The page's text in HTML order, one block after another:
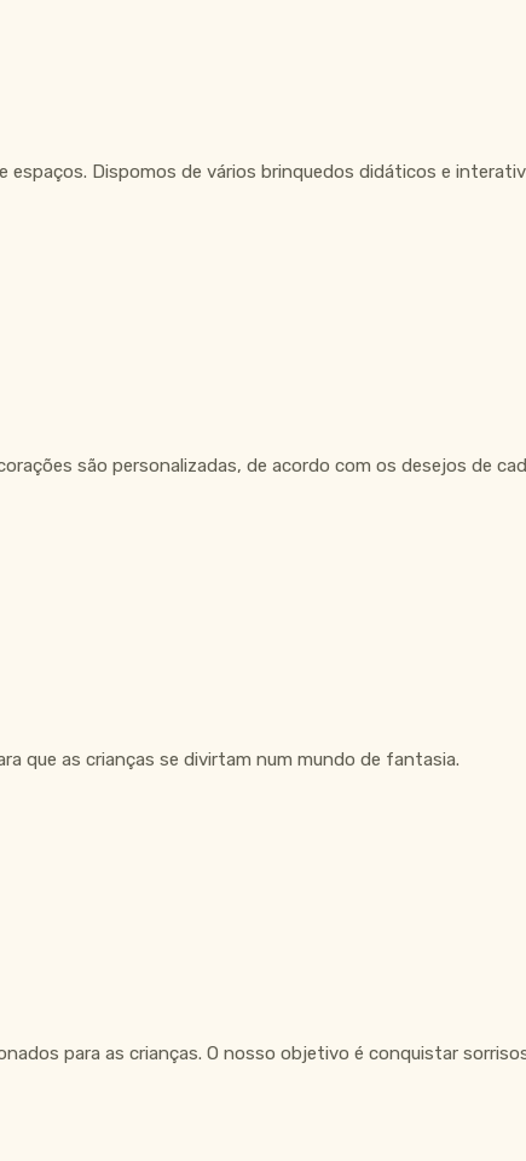
Dispomos de vários brinquedos didáticos e
são personalizadas, de acordo com os desejos de
que as crianças se divirtam num mundo de fantasia.
para as crianças. O nosso objetivo é conquistar